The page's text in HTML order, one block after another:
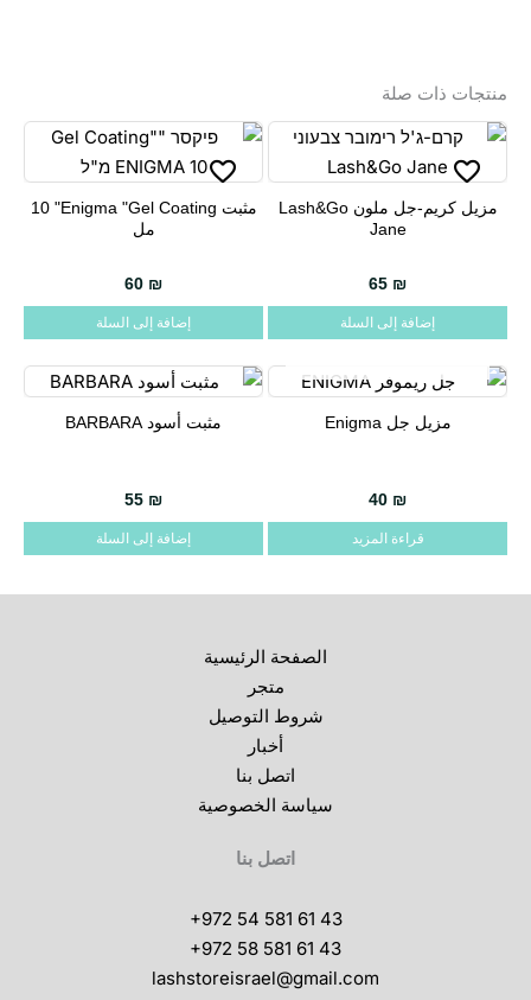
منتجات ذات صلة
مزيل كريم-جل ملون Lash&Go
Jane
65 ₪
إضافة إلى السلة
مثبت Enigma "Gel Coating" ‏10
مل
60 ₪
إضافة إلى السلة
مزيل جل Enigma
40 ₪
قراءة المزيد
مثبت أسود BARBARA
55 ₪
إضافة إلى السلة
الصفحة الرئيسية
متجر
شروط التوصيل
أخبار
اتصل بنا
سياسة الخصوصية
اتصل بنا
+972 54 581 61 43
+972 58 581 61 43
lashstoreisrael@gmail.com